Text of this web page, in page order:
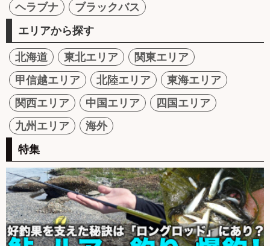
ヘラブナ
ブラックバス
エリアから探す
北海道 東北エリア
関東エリア
甲信越エリア
北陸エリア
東海エリア
関西エリア
中国エリア
四国エリア
九州エリア
海外
特集